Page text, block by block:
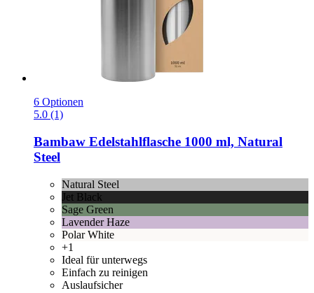
6 Optionen
5.0 (1)
Bambaw Edelstahlflasche 1000 ml, Natural
Steel
Natural Steel
Jet Black
Sage Green
Lavender Haze
Polar White
+1
Ideal für unterwegs
Einfach zu reinigen
Auslaufsicher